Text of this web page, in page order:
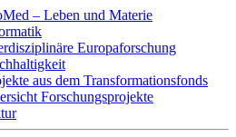
– Leben und Materie
Europaforschung
aus dem Transformationsfonds
Forschungsprojekte